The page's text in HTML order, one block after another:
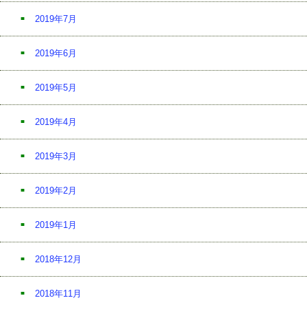
2019年7月
2019年6月
2019年5月
2019年4月
2019年3月
2019年2月
2019年1月
2018年12月
2018年11月